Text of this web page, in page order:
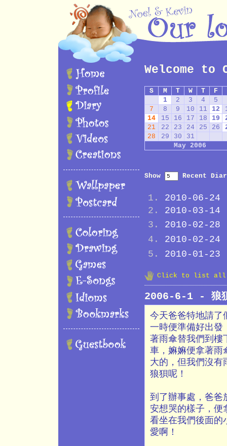
Welcome
S M T W T F
1
2 3 4 5
7
8 9 10 11 12
14
15 16 17 18 19
21
22 23 24 25 26
28
29 30
31
May 2006
Show Recent
2010-06-24
2010-03-14
2010-02-28
2010-02-24
2010-01-23
Click to list
2006-6-1 - 狼
今天爸爸特地請了
一時便準備好出發
著雨傘替我們到樓
車，嫲嫲便拿著雨
大的，但我們沒有
狼狽呢！
到了辦事處，爸爸
安想哭的樣子，便
看坐在我們後面的
愛啊！